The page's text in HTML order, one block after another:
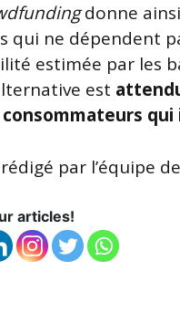
donne
qui ne dépendent
estimée par les
est
par l’équipe de
articles!